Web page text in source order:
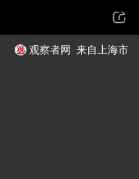
观察者网 来自上海市